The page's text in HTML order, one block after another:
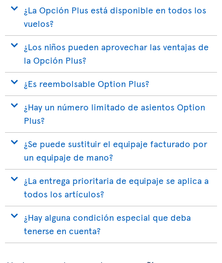
¿La Opción Plus está disponible en todos los
vuelos?
¿Los niños pueden aprovechar las ventajas de
la Opción Plus?
¿Es reembolsable Option Plus?
¿Hay un número limitado de asientos Option
Plus?
¿Se puede sustituir el equipaje facturado por
un equipaje de mano?
¿La entrega prioritaria de equipaje se aplica a
todos los artículos?
¿Hay alguna condición especial que deba
tenerse en cuenta?